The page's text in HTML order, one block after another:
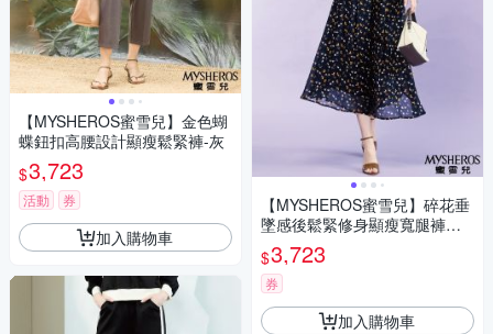
【MYSHEROS蜜雪兒】金色蝴
蝶鈕扣高腰設計顯瘦鬆緊褲-灰
$3,723
活動 券
加入購物車
【MYSHEROS蜜雪兒】碎花垂
墜感後鬆緊修身顯瘦寬腿褲裙-
丈青
$3,723
券
加入購物車